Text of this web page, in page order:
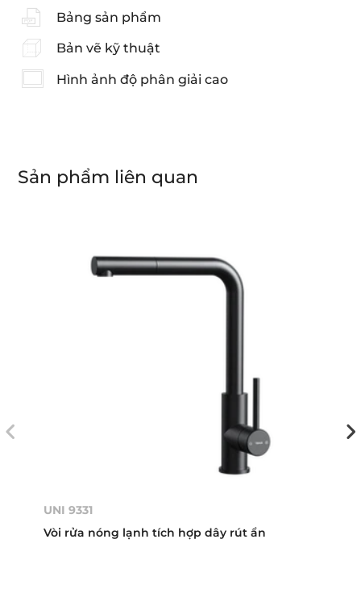
Bảng sản phẩm
Bản vẽ kỹ thuật
Hình ảnh độ phân giải cao
Sản phẩm liên quan
UNI 9331
Vòi rửa nóng lạnh tích hợp dây rút ẩn